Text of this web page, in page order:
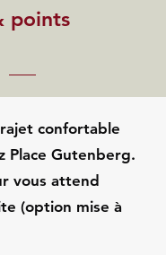
points
confortable
Place Gutenberg.
vous attend
(option mise à